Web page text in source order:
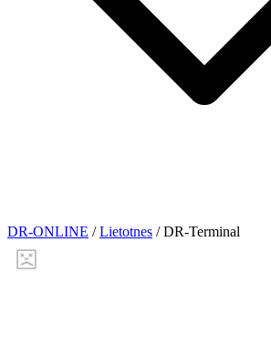
DR-ONLINE / Lietotnes / DR-Terminal